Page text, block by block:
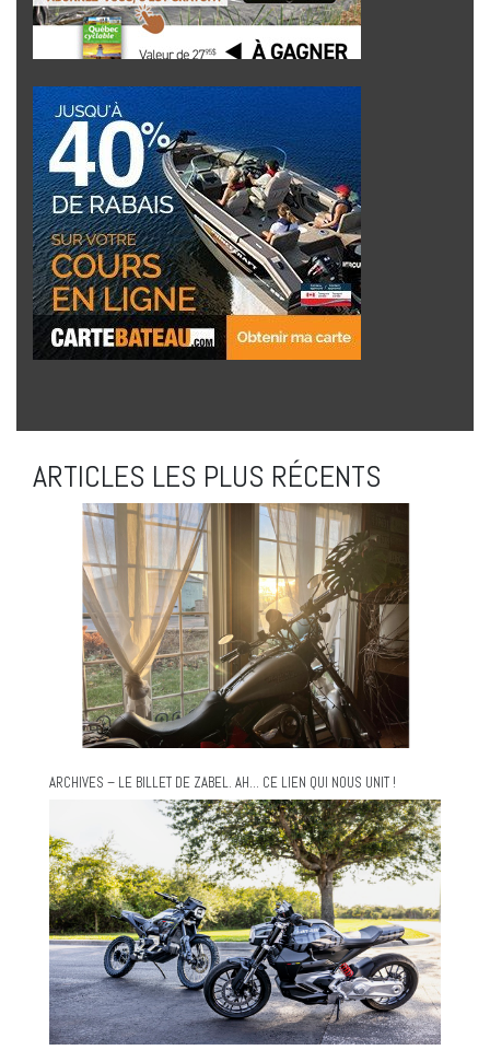
ARTICLES LES PLUS RÉCENTS
ARCHIVES – LE BILLET DE ZABEL. AH… CE LIEN QUI NOUS UNIT !